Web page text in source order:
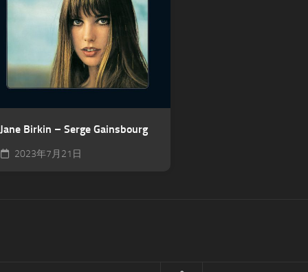
Jane Birkin – Serge Gainsbourg
2023年7月21日